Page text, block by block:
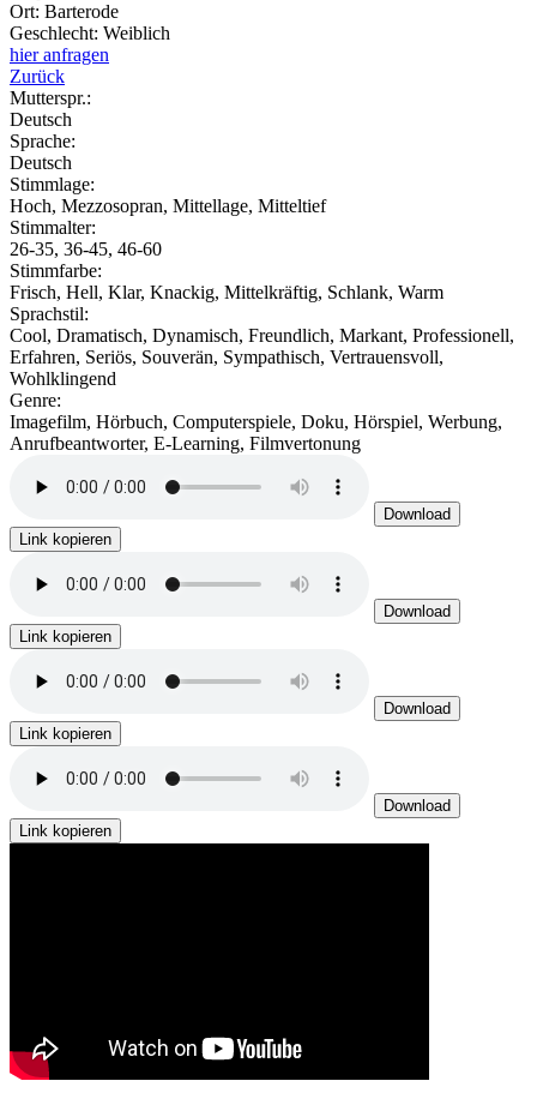
Ort: Barterode
Geschlecht: Weiblich
hier anfragen
Zurück
Mutterspr.:
Deutsch
Sprache:
Deutsch
Stimmlage:
Hoch, Mezzosopran, Mittellage, Mitteltief
Stimmalter:
26-35, 36-45, 46-60
Stimmfarbe:
Frisch, Hell, Klar, Knackig, Mittelkräftig, Schlank, Warm
Sprachstil:
Cool, Dramatisch, Dynamisch, Freundlich, Markant, Professionell,
Erfahren, Seriös, Souverän, Sympathisch, Vertrauensvoll,
Wohlklingend
Genre:
Imagefilm, Hörbuch, Computerspiele, Doku, Hörspiel, Werbung,
Anrufbeantworter, E-Learning, Filmvertonung
Download
Link kopieren
Download
Link kopieren
Download
Link kopieren
Download
Link kopieren